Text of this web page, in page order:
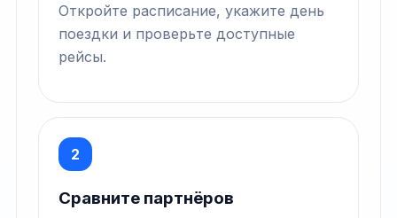
Откройте расписание, укажите день
поездки и проверьте доступные
рейсы.
2
Сравните партнёров